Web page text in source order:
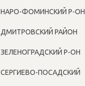
НАРО-ФОМИНСКИЙ Р-ОН
ДМИТРОВСКИЙ РАЙОН
ЗЕЛЕНОГРАДСКИЙ Р-ОН
СЕРГИЕВО-ПОСАДСКИЙ